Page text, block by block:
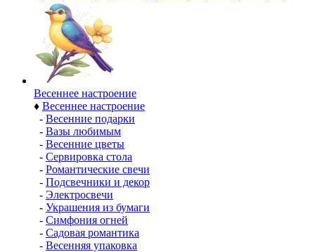
Весеннее настроение
♦ Весеннее настроение
- Весенние подарки
- Вазы любимым
- Весенние цветы
- Сервировка стола
- Романтические свечи
- Подсвечники и декор
- Электросвечи
- Украшения из бумаги
- Симфония огней
- Садовая романтика
- Весенняя упаковка